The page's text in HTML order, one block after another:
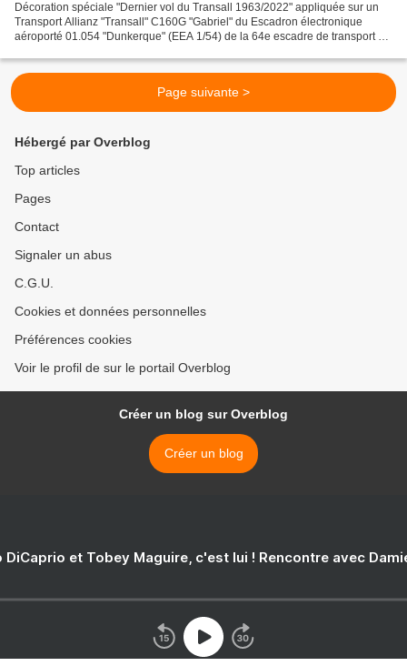
Décoration spéciale "Dernier vol du Transall 1963/2022" appliquée sur un
Transport Allianz "Transall" C160G "Gabriel" du Escadron électronique
aéroporté 01.054 "Dunkerque" (EEA 1/54) de la 64e escadre de transport de
Page suivante >
Hébergé par Overblog
Top articles
Pages
Contact
Signaler un abus
C.G.U.
Cookies et données personnelles
Préférences cookies
Voir le profil de sur le portail Overblog
Créer un blog sur Overblog
Créer un blog
DiCaprio et Tobey Maguire, c'est lui ! Rencontre avec